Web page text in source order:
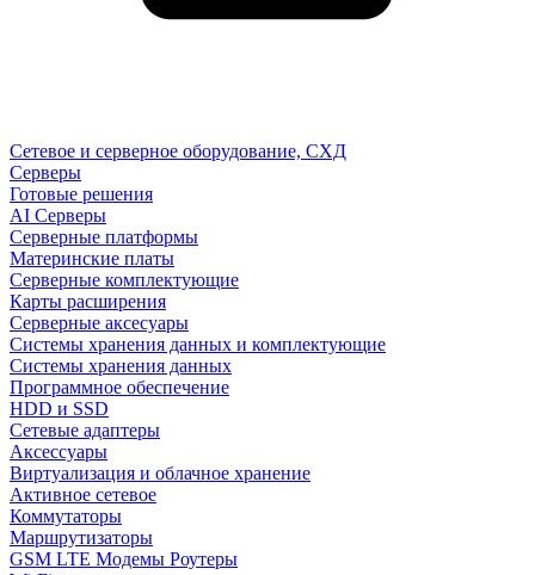
Сетевое и серверное оборудование, СХД
Cерверы
Готовые решения
AI Серверы
Серверные платформы
Материнские платы
Серверные комплектующие
Карты расширения
Серверные аксесуары
Системы хранения данных и комплектующие
Системы хранения данных
Программное обеспечение
HDD и SSD
Сетевые адаптеры
Аксессуары
Виртуализация и облачное хранение
Активное сетевое
Коммутаторы
Маршрутизаторы
GSM LTE Модемы Роутеры